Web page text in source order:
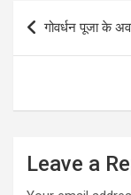
Post
navigation
गोवर्धन पूजा के
Leave a